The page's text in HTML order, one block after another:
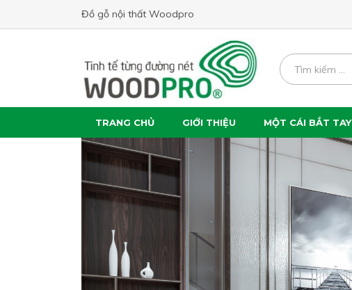
Đồ gỗ nội thất Woodpro
TRANG CHỦ GIỚI THIỆU MỘT CÁI BẮT TAY